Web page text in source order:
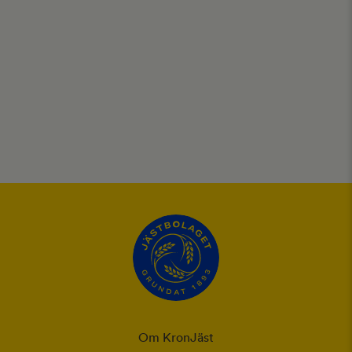
Om KronJäst